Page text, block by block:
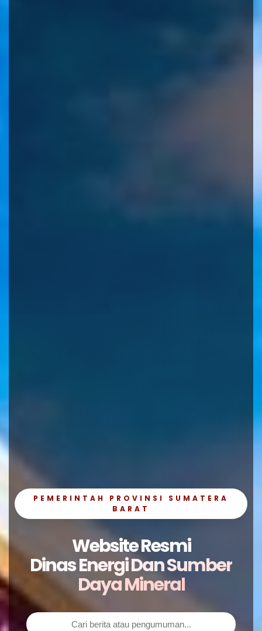
PEMERINTAH PROVINSI SUMATERA
BARAT
Website Resmi
Dinas Energi Dan Sumber
Daya Mineral